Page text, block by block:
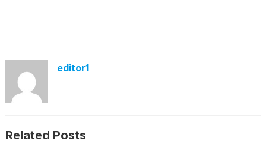
editor1
Related Posts